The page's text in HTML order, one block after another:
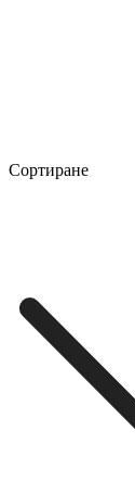
Сортиране